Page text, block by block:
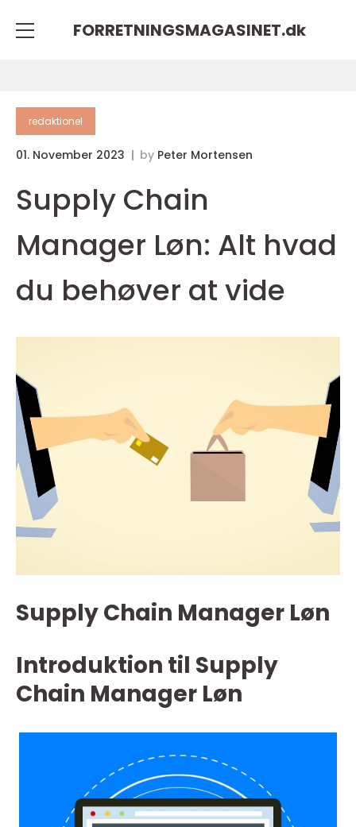
FORRETNINGSMAGASINET.dk
redaktionel
01. November 2023 by Peter Mortensen
Supply Chain
Manager Løn: Alt hvad
du behøver at vide
Supply Chain Manager Løn
Introduktion til Supply
Chain Manager Løn